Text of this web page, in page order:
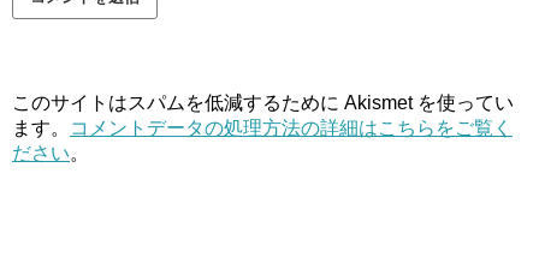
このサイトはスパムを低減するために Akismet を使ってい
ます。
コメントデータの処理方法の詳細はこちらをご覧く
ださい。